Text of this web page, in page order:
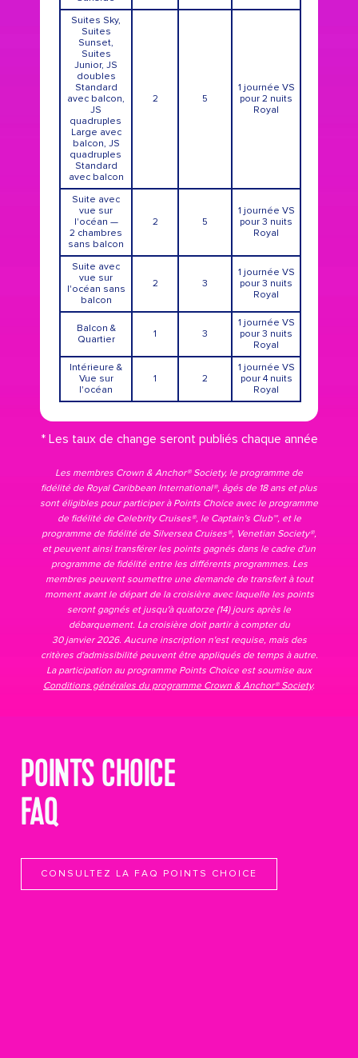
Suites Sky,
Suites
Sunset,
Suites
Junior, JS
doubles
Standard
avec balcon,
JS
quadruples
Large avec
balcon, JS
quadruples
Standard
avec balcon
2 5
1 journée VS
pour 2 nuits
Royal
Suite avec
vue sur
l'océan —
2 chambres
sans balcon
2 5
1 journée VS
pour 3 nuits
Royal
Suite avec
vue sur
l'océan sans
balcon
2 3
1 journée VS
pour 3 nuits
Royal
Balcon &
Quartier
1 3
1 journée VS
pour 3 nuits
Royal
Intérieure &
Vue sur
l'océan
1 2
1 journée VS
pour 4 nuits
Royal
* Les taux de change seront publiés chaque année
Les membres Crown & Anchor® Society, le programme de
fidélité de Royal Caribbean International®, âgés de 18 ans et plus
sont éligibles pour participer à Points Choice avec le programme
de fidélité de Celebrity Cruises®, le Captain's Club℠, et le
programme de fidélité de Silversea Cruises®, Venetian Society®,
et peuvent ainsi transférer les points gagnés dans le cadre d'un
programme de fidélité entre les différents programmes. Les
membres peuvent soumettre une demande de transfert à tout
moment avant le départ de la croisière avec laquelle les points
seront gagnés et jusqu'à quatorze (14) jours après le
débarquement. La croisière doit partir à compter du
30 janvier 2026. Aucune inscription n'est requise, mais des
critères d'admissibilité peuvent être appliqués de temps à autre.
La participation au programme Points Choice est soumise aux
Conditions générales du programme Crown & Anchor® Society.
POINTS CHOICE
FAQ
CONSULTEZ LA FAQ POINTS CHOICE